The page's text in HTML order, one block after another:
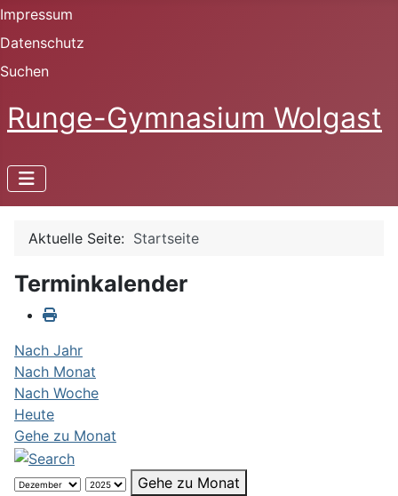
Impressum
Datenschutz
Suchen
Runge-Gymnasium Wolgast
Aktuelle Seite: Startseite
Terminkalender
Nach Jahr
Nach Monat
Nach Woche
Heute
Gehe zu Monat
Gehe zu Monat